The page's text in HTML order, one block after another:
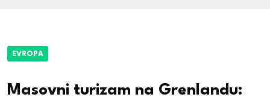
EVROPA
Masovni turizam na Grenlandu: